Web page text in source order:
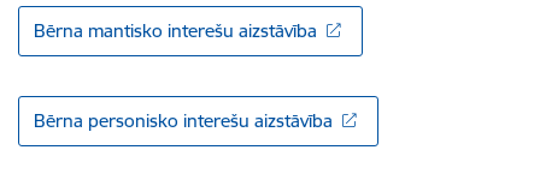
Bērna mantisko interešu aizstāvība
Bērna personisko interešu aizstāvība